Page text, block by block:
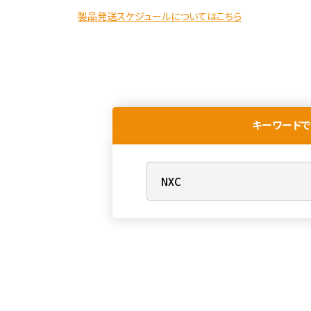
製品発送スケジュールについてはこちら
キーワード